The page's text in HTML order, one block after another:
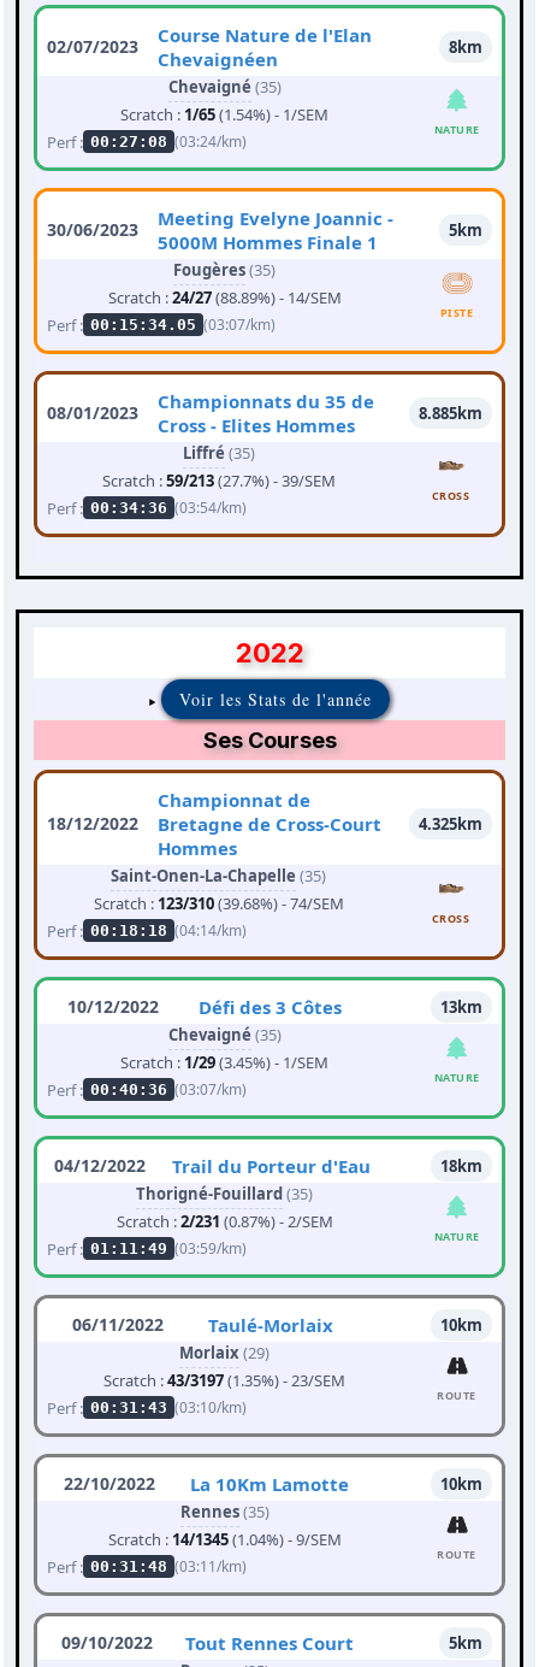
02/07/2023
Course Nature de l'Elan
Chevaignéen
8km
Chevaigné (35)
Scratch : 1/65(1.54%) - 1/SEM
Perf : 00:27:08 (03:24/km)
NATURE
30/06/2023
Meeting Evelyne Joannic -
5000M Hommes Finale 1
5km
Fougères(35)
Scratch :24/27(88.89%) - 14/SEM
Perf : 00:15:34.05 (03:07/km)
PISTE
08/01/2023
Championnats du 35 de
Cross - Elites Hommes
8.885km
Liffré (35)
Scratch :59/213(27.7%) - 39/SEM
Perf : 00:34:36 (03:54/km)
CROSS
2022
Voir les Stats de l'année
Ses Courses
18/12/2022
Championnat de
Bretagne de Cross-Court
Hommes
4.325km
Saint-Onen-La-Chapelle (35)
Scratch : 123/310(39.68%) - 74/SEM
Perf : 00:18:18 (04:14/km)
CROSS
10/12/2022 Défi des 3 Côtes
13km
Chevaigné (35)
Scratch : 1/29(3.45%) - 1/SEM
Perf : 00:40:36 (03:07/km)
NATURE
04/12/2022 Trail du Porteur d'Eau
18km
Thorigné-Fouillard(35)
Scratch :2/231 (0.87%) - 2/SEM
Perf : 01:11:49 (03:59/km)
NATURE
06/11/2022 Taulé-Morlaix
10km
Morlaix(29)
Scratch :43/3197(1.35%) - 23/SEM
Perf : 00:31:43 (03:10/km)
ROUTE
22/10/2022 La 10Km Lamotte
10km
Rennes(35)
Scratch : 14/1345(1.04%) - 9/SEM
Perf : 00:31:48 (03:11/km)
ROUTE
09/10/2022 Tout Rennes Court
5km